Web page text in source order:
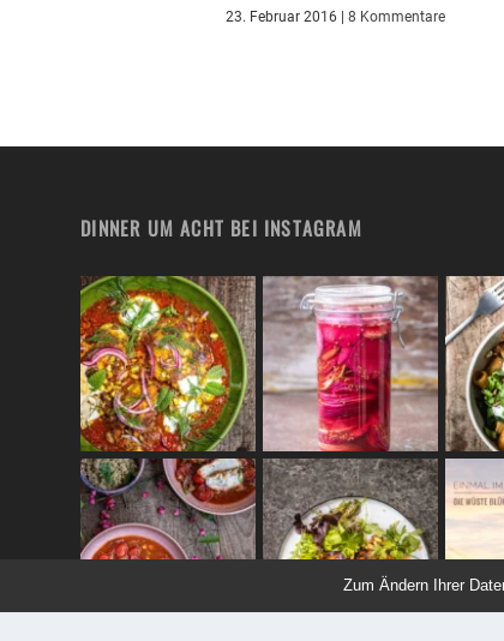
23. Februar 2016 |8 Kommentare
DINNER UM ACHT BEI INSTAGRAM
Zum Ändern Ihrer